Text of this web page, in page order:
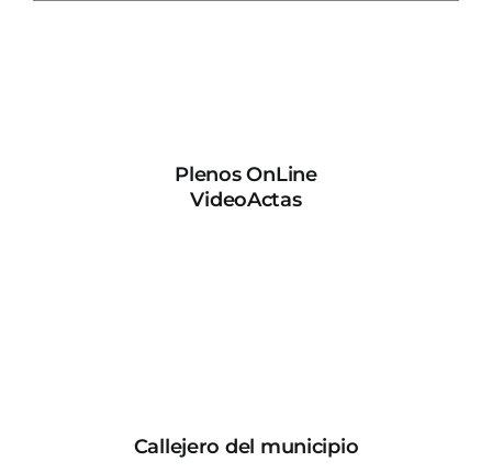
Plenos OnLine
VideoActas
Callejero del municipio